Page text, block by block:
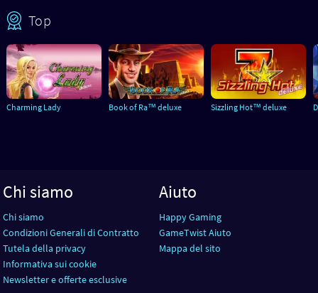
Top
Charming Lady Book of Ra™ deluxe Sizzling Hot™ deluxe
Chi siamo
Chi siamo
Condizioni Generali di Contratto
Tutela della privacy
Informativa sui cookie
Newsletter e offerte esclusive
Aiuto
Happy Gaming
GameTwist Aiuto
Mappa del sito